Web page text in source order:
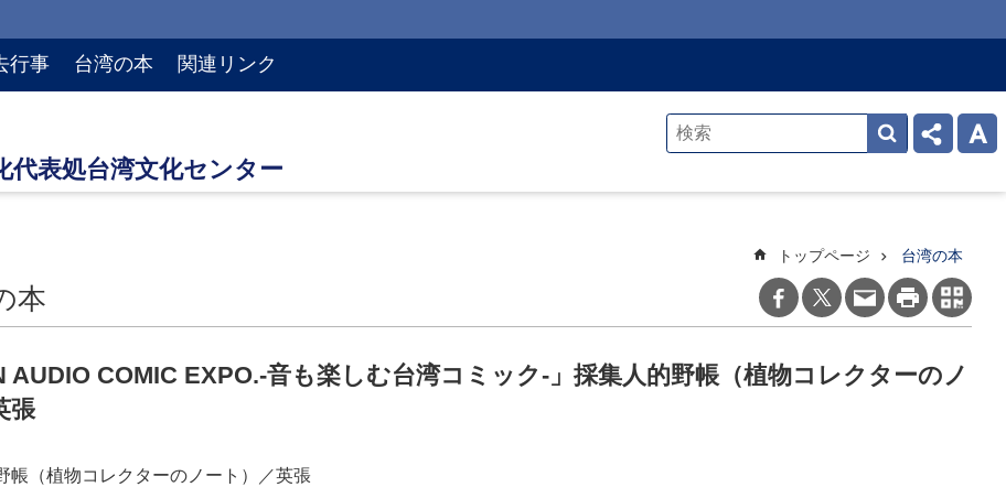
行事 台湾の本 関連リンク
トップページ 台湾の本
本
AUDIO COMIC EXPO.‐音も楽しむ台湾コミック‐」採集人的野帳（植物コレクターのノ
張
帳（植物コレクターのノート）／英張